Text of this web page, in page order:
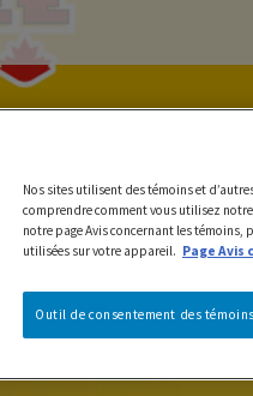
Nos sites utilisent des témoins et
comprendre comment vous utilisez
notre page Avis concernant les témoins,
utilisées sur votre appareil. Page
Outil de consentement des témoins